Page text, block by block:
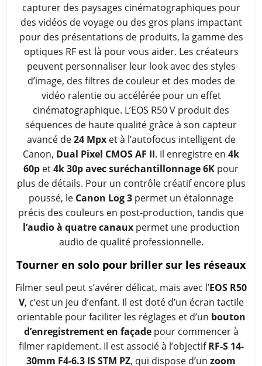
capturer des paysages cinématographiques pour
des vidéos de voyage ou des gros plans impactant
pour des présentations de produits, la gamme des
optiques RF est là pour vous aider. Les créateurs
peuvent personnaliser leur look avec des styles
d’image, des filtres de couleur et des modes de
vidéo ralentie ou accélérée pour un effet
cinématographique. L’EOS R50 V produit des
séquences de haute qualité grâce à son capteur
avancé de24 Mpxet à l’autofocus intelligent de
Canon, Dual Pixel CMOS AF II. Il enregistre en 4k
60p et4k 30p avec suréchantillonnage 6K pour
plus de détails. Pour un contrôle créatif encore plus
poussé, le Canon Log 3 permet un étalonnage
précis des couleurs en post-production, tandis que
l’audio à quatre canauxpermet une production
audio de qualité professionnelle.
Tourner en solo pour briller sur les réseaux
Filmer seul peut s’avérer délicat, mais avec l’EOS R50
V, c’est un jeu d’enfant. Il est doté d’un écran tactile
orientable pour faciliter les réglages et d’un bouton
d’enregistrement en façadepour commencer à
filmer rapidement. Il est associé à l’objectifRF-S 14-
30mm F4-6.3 IS STM PZ, qui dispose d’un zoom